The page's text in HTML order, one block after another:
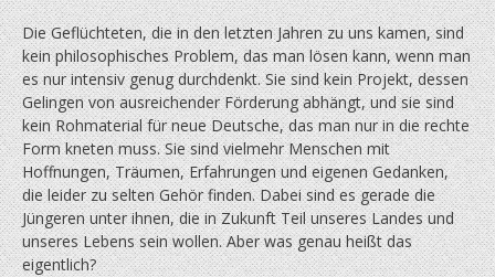
Die Geflüchteten, die in den letzten Jahren zu uns kamen, sind
kein philosophisches Problem, das man lösen kann, wenn man
es nur intensiv genug durchdenkt. Sie sind kein Projekt, dessen
Gelingen von ausreichender Förderung abhängt, und sie sind
kein Rohmaterial für neue Deutsche, das man nur in die rechte
Form kneten muss. Sie sind vielmehr Menschen mit
Hoffnungen, Träumen, Erfahrungen und eigenen Gedanken,
die leider zu selten Gehör finden. Dabei sind es gerade die
Jüngeren unter ihnen, die in Zukunft Teil unseres Landes und
unseres Lebens sein wollen. Aber was genau heißt das
eigentlich?